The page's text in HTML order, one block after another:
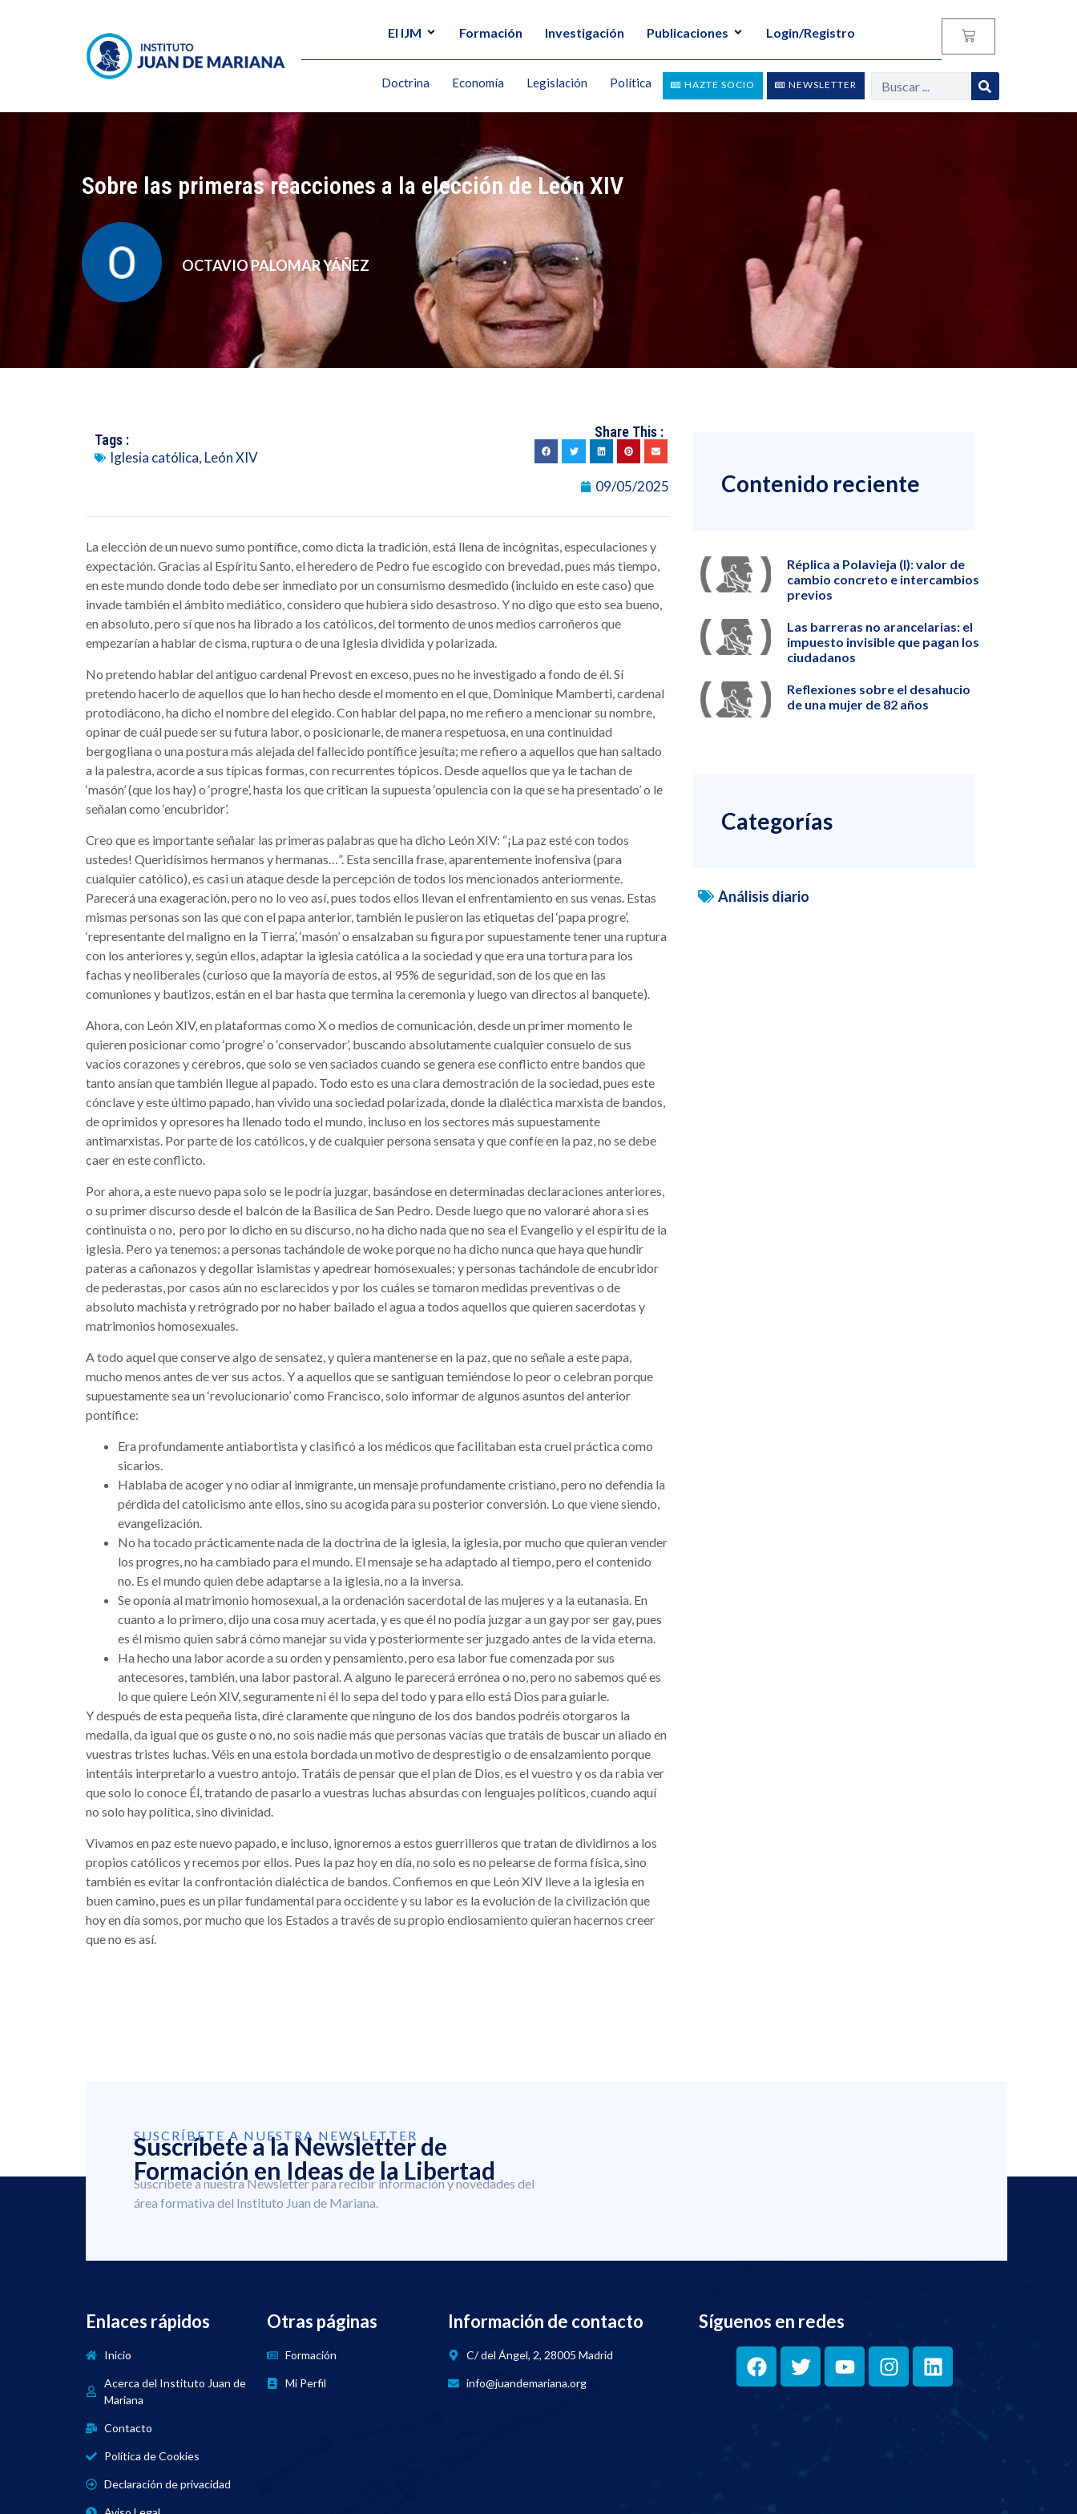
El IJM Formación Investigación Publicaciones Login/Registro
NEWSLETTER
HAZTE SOCIO
Doctrina Economía Legislación Política
Sobre las primeras reacciones a la elección de León XIV
OCTAVIO PALOMAR YÁÑEZ
Tags :
Iglesia católica, León XIV
Share This :
09/05/2025
La elección de un nuevo sumo pontífice, como dicta la tradición, está llena de incógnitas, especulaciones y
expectación. Gracias al Espíritu Santo, el heredero de Pedro fue escogido con brevedad, pues más tiempo,
en este mundo donde todo debe ser inmediato por un consumismo desmedido (incluido en este caso) que
invade también el ámbito mediático, considero que hubiera sido desastroso. Y no digo que esto sea bueno,
en absoluto, pero sí que nos ha librado a los católicos, del tormento de unos medios carroñeros que
empezarían a hablar de cisma, ruptura o de una Iglesia dividida y polarizada.
No pretendo hablar del antiguo cardenal Prevost en exceso, pues no he investigado a fondo de él. Sí
pretendo hacerlo de aquellos que lo han hecho desde el momento en el que, Dominique Mamberti, cardenal
protodiácono, ha dicho el nombre del elegido. Con hablar del papa, no me refiero a mencionar su nombre,
opinar de cuál puede ser su futura labor, o posicionarle, de manera respetuosa, en una continuidad
bergogliana o una postura más alejada del fallecido pontífice jesuíta; me refiero a aquellos que han saltado
a la palestra, acorde a sus típicas formas, con recurrentes tópicos. Desde aquellos que ya le tachan de
‘masón’ (que los hay) o ‘progre’, hasta los que critican la supuesta ‘opulencia con la que se ha presentado’ o le
señalan como ‘encubridor’.
Creo que es importante señalar las primeras palabras que ha dicho León XIV: “¡La paz esté con todos
ustedes! Queridísimos hermanos y hermanas…”. Esta sencilla frase, aparentemente inofensiva (para
cualquier católico), es casi un ataque desde la percepción de todos los mencionados anteriormente.
Parecerá una exageración, pero no lo veo así, pues todos ellos llevan el enfrentamiento en sus venas. Estas
mismas personas son las que con el papa anterior, también le pusieron las etiquetas del ‘papa progre’,
‘representante del maligno en la Tierra’, ‘masón’ o ensalzaban su figura por supuestamente tener una ruptura
con los anteriores y, según ellos, adaptar la iglesia católica a la sociedad y que era una tortura para los
fachas y neoliberales (curioso que la mayoría de estos, al 95% de seguridad, son de los que en las
comuniones y bautizos, están en el bar hasta que termina la ceremonia y luego van directos al banquete).
Ahora, con León XIV, en plataformas como X o medios de comunicación, desde un primer momento le
quieren posicionar como ‘progre’ o ‘conservador’, buscando absolutamente cualquier consuelo de sus
vacíos corazones y cerebros, que solo se ven saciados cuando se genera ese conflicto entre bandos que
tanto ansían que también llegue al papado. Todo esto es una clara demostración de la sociedad, pues este
cónclave y este último papado, han vivido una sociedad polarizada, donde la dialéctica marxista de bandos,
de oprimidos y opresores ha llenado todo el mundo, incluso en los sectores más supuestamente
antimarxistas. Por parte de los católicos, y de cualquier persona sensata y que confíe en la paz, no se debe
caer en este conflicto.
Por ahora, a este nuevo papa solo se le podría juzgar, basándose en determinadas declaraciones anteriores,
o su primer discurso desde el balcón de la Basílica de San Pedro. Desde luego que no valoraré ahora si es
continuista o no, pero por lo dicho en su discurso, no ha dicho nada que no sea el Evangelio y el espíritu de la
iglesia. Pero ya tenemos: a personas tachándole de woke porque no ha dicho nunca que haya que hundir
pateras a cañonazos y degollar islamistas y apedrear homosexuales; y personas tachándole de encubridor
de pederastas, por casos aún no esclarecidos y por los cuáles se tomaron medidas preventivas o de
absoluto machista y retrógrado por no haber bailado el agua a todos aquellos que quieren sacerdotas y
matrimonios homosexuales.
A todo aquel que conserve algo de sensatez, y quiera mantenerse en la paz, que no señale a este papa,
mucho menos antes de ver sus actos. Y a aquellos que se santiguan temiéndose lo peor o celebran porque
supuestamente sea un ‘revolucionario’ como Francisco, solo informar de algunos asuntos del anterior
pontífice:
Era profundamente antiabortista y clasificó a los médicos que facilitaban esta cruel práctica como
sicarios.
Hablaba de acoger y no odiar al inmigrante, un mensaje profundamente cristiano, pero no defendía la
pérdida del catolicismo ante ellos, sino su acogida para su posterior conversión. Lo que viene siendo,
evangelización.
No ha tocado prácticamente nada de la doctrina de la iglesia, la iglesia, por mucho que quieran vender
los progres, no ha cambiado para el mundo. El mensaje se ha adaptado al tiempo, pero el contenido
no. Es el mundo quien debe adaptarse a la iglesia, no a la inversa.
Se oponía al matrimonio homosexual, a la ordenación sacerdotal de las mujeres y a la eutanasia. En
cuanto a lo primero, dijo una cosa muy acertada, y es que él no podía juzgar a un gay por ser gay, pues
es él mismo quien sabrá cómo manejar su vida y posteriormente ser juzgado antes de la vida eterna.
Ha hecho una labor acorde a su orden y pensamiento, pero esa labor fue comenzada por sus
antecesores, también, una labor pastoral. A alguno le parecerá errónea o no, pero no sabemos qué es
lo que quiere León XIV, seguramente ni él lo sepa del todo y para ello está Dios para guiarle.
Y después de esta pequeña lista, diré claramente que ninguno de los dos bandos podréis otorgaros la
medalla, da igual que os guste o no, no sois nadie más que personas vacías que tratáis de buscar un aliado en
vuestras tristes luchas. Véis en una estola bordada un motivo de desprestigio o de ensalzamiento porque
intentáis interpretarlo a vuestro antojo. Tratáis de pensar que el plan de Dios, es el vuestro y os da rabia ver
que solo lo conoce Él, tratando de pasarlo a vuestras luchas absurdas con lenguajes políticos, cuando aquí
no solo hay política, sino divinidad.
Vivamos en paz este nuevo papado, e incluso, ignoremos a estos guerrilleros que tratan de dividirnos a los
propios católicos y recemos por ellos. Pues la paz hoy en día, no solo es no pelearse de forma física, sino
también es evitar la confrontación dialéctica de bandos. Confiemos en que León XIV lleve a la iglesia en
buen camino, pues es un pilar fundamental para occidente y su labor es la evolución de la civilización que
hoy en día somos, por mucho que los Estados a través de su propio endiosamiento quieran hacernos creer
que no es así.
Contenido reciente
Réplica a Polavieja (I): valor de
cambio concreto e intercambios
previos
Las barreras no arancelarias: el
impuesto invisible que pagan los
ciudadanos
Reflexiones sobre el desahucio
de una mujer de 82 años
Categorías
Análisis diario
SUSCRÍBETE A NUESTRA NEWSLETTER
Suscríbete a la Newsletter de
Formación en Ideas de la Libertad
Suscríbete a nuestra Newsletter para recibir información y novedades del
área formativa del Instituto Juan de Mariana.
Enlaces rápidos
Inicio
Acerca del Instituto Juan de
Mariana
Contacto
Política de Cookies
Declaración de privacidad
Otras páginas
Formación
Mi Perfil
Información de contacto
C/ del Ángel, 2, 28005 Madrid
info@juandemariana.org
Síguenos en redes